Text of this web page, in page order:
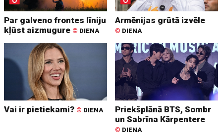
Par galveno frontes līniju
kļūst aizmugure © DIENA
Armēnijas grūtā izvēle
© DIENA
Vai ir pietiekami? © DIENA
Priekšplānā BTS, Sombr
un Sabrīna Kārpentere
© DIENA